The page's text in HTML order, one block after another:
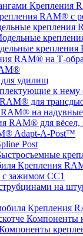
Крепления
RAM® с
крепления
RAM® на Т-
удилищ
для
на
RAM® для вёсел,
Adapt-A-Post™
Post
Крепления
зажимом СС1
Крепления
Компоненты